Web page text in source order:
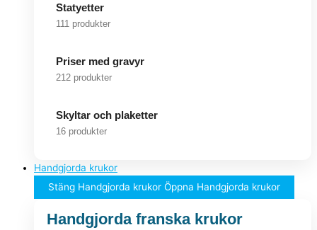
Statyetter
111 produkter
Priser med gravyr
212 produkter
Skyltar och plaketter
16 produkter
Handgjorda krukor
Stäng Handgjorda krukor Öppna Handgjorda krukor
Handgjorda franska krukor